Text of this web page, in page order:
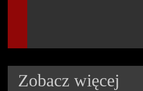
Zobacz więcej